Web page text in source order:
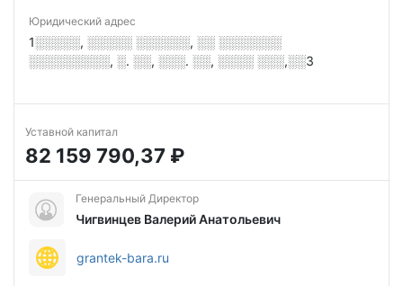
Юридический адрес
1░░░░░, ░░░░░ ░░░░░░, ░░ ░░░░░░░
░░░░░░░░░, ░. ░░, ░░░. ░░, ░░░░ ░░░,░░3
Уставной капитал
82 159 790,37 ₽
Генеральный Директор
Чигвинцев Валерий Анатольевич
grantek-bara.ru